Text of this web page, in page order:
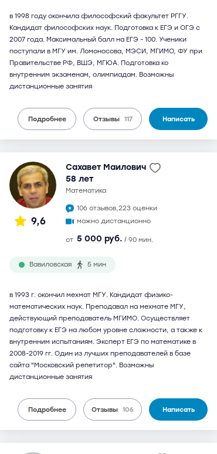
в 1998 году окончила философский факультет РГГУ.
Кандидат философских наук. Подготовка к ЕГЭ и ОГЭ с
2007 года. Максимальный балл на ЕГЭ - 100. Ученики
поступали в МГУ им. Ломоносова, МЭСИ, МГИМО, ФУ при
Правительстве РФ, ВШЭ, МГЮА. Подготовка ко
внутренним экзаменам, олимпиадам. Возможны
дистанционные занятия
Подробнее Отзывы 117 Написать
9,6
Сахавет Маилович
58 лет
математика
106 отзывов,223 оценки
можно дистанционно
от 5 000 руб. / 90 мин.
Вавиловская 5 мин
в 1993 г. окончил мехмат МГУ. Кандидат физико-
математических наук. Преподавал на мехмате МГУ,
действующий преподаватель МГИМО. Осуществляет
подготовку к ЕГЭ на любом уровне сложности, а также к
внутренним испытаниям. Эксперт ЕГЭ по математике в
2008-2019 гг. Один из лучших преподавателей в базе
сайта "Московский репетитор". Возможны
дистанционные занятия
Подробнее Отзывы 106 Написать